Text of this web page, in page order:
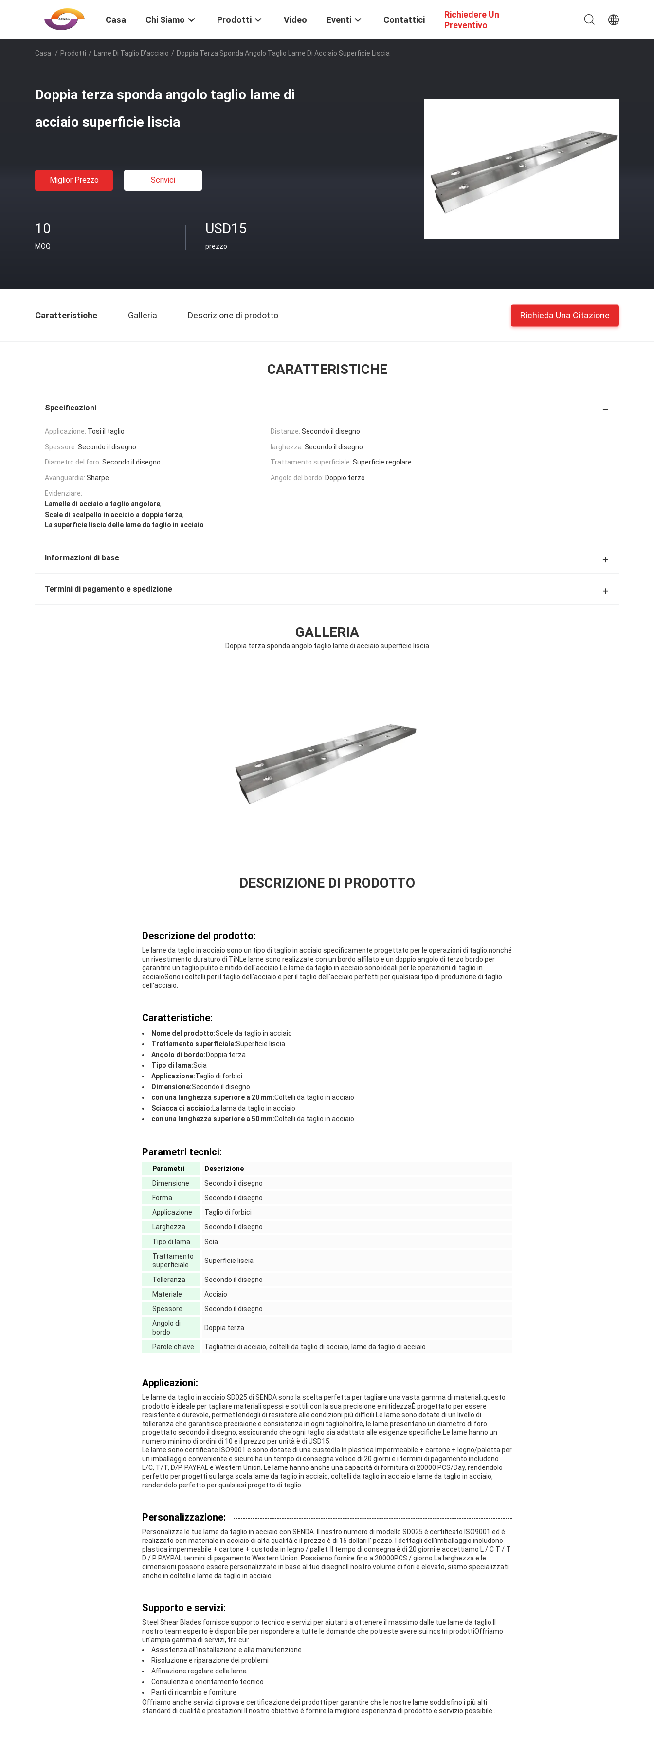
Casa Chi Siamo Prodotti Video Eventi Contattici
Richiedere Un
Preventivo
Casa / Prodotti / Lame Di Taglio D'acciaio / Doppia Terza Sponda Angolo Taglio Lame Di Acciaio Superficie Liscia
Doppia terza sponda angolo taglio lame di
acciaio superficie liscia
Miglior Prezzo Scrivici
10
MOQ
USD15
prezzo
Caratteristiche Galleria Descrizione di prodotto Richieda Una Citazione
CARATTERISTICHE
Specificazioni
Applicazione: Tosi il taglio Distanze: Secondo il disegno
Spessore: Secondo il disegno larghezza: Secondo il disegno
Diametro del foro: Secondo il disegno Trattamento superficiale: Superficie regolare
Avanguardia: Sharpe Angolo del bordo: Doppio terzo
Evidenziare:
Lamelle di acciaio a taglio angolare,
Scele di scalpello in acciaio a doppia terza,
La superficie liscia delle lame da taglio in acciaio
Informazioni di base
Termini di pagamento e spedizione
GALLERIA
Doppia terza sponda angolo taglio lame di acciaio superficie liscia
DESCRIZIONE DI PRODOTTO
Descrizione del prodotto:
Le lame da taglio in acciaio sono un tipo di taglio in acciaio specificamente progettato per le operazioni di taglio.nonché
un rivestimento duraturo di TiNLe lame sono realizzate con un bordo affilato e un doppio angolo di terzo bordo per
garantire un taglio pulito e nitido dell'acciaio.Le lame da taglio in acciaio sono ideali per le operazioni di taglio in
acciaioSono i coltelli per il taglio dell'acciaio e per il taglio dell'acciaio perfetti per qualsiasi tipo di produzione di taglio
dell'acciaio.
Caratteristiche:
Nome del prodotto:Scele da taglio in acciaio
Trattamento superficiale:Superficie liscia
Angolo di bordo:Doppia terza
Tipo di lama:Scia
Applicazione:Taglio di forbici
Dimensione:Secondo il disegno
con una lunghezza superiore a 20 mm:Coltelli da taglio in acciaio
Sciacca di acciaio:La lama da taglio in acciaio
con una lunghezza superiore a 50 mm:Coltelli da taglio in acciaio
Parametri tecnici:
Parametri
Descrizione
Dimensione
Secondo il disegno
Forma
Secondo il disegno
Applicazione
Taglio di forbici
Larghezza
Secondo il disegno
Tipo di lama
Scia
Trattamento
superficiale
Superficie liscia
Tolleranza
Secondo il disegno
Materiale
Acciaio
Spessore
Secondo il disegno
Angolo di
bordo
Doppia terza
Parole chiave Tagliatrici di acciaio, coltelli da taglio di acciaio, lame da taglio di acciaio
Applicazioni:
Le lame da taglio in acciaio SD025 di SENDA sono la scelta perfetta per tagliare una vasta gamma di materiali.questo
prodotto è ideale per tagliare materiali spessi e sottili con la sua precisione e nitidezzaÈ progettato per essere
resistente e durevole, permettendogli di resistere alle condizioni più difficili.Le lame sono dotate di un livello di
tolleranza che garantisce precisione e consistenza in ogni taglioInoltre, le lame presentano un diametro di foro
progettato secondo il disegno, assicurando che ogni taglio sia adattato alle esigenze specifiche.Le lame hanno un
numero minimo di ordini di 10 e il prezzo per unità è di USD15.
Le lame sono certificate ISO9001 e sono dotate di una custodia in plastica impermeabile + cartone + legno/paletta per
un imballaggio conveniente e sicuro.ha un tempo di consegna veloce di 20 giorni e i termini di pagamento includono
L/C, T/T, D/P, PAYPAL e Western Union. Le lame hanno anche una capacità di fornitura di 20000 PCS/Day, rendendolo
perfetto per progetti su larga scala.lame da taglio in acciaio, coltelli da taglio in acciaio e lame da taglio in acciaio,
rendendolo perfetto per qualsiasi progetto di taglio.
Personalizzazione:
Personalizza le tue lame da taglio in acciaio con SENDA. Il nostro numero di modello SD025 è certificato ISO9001 ed è
realizzato con materiale in acciaio di alta qualità.e il prezzo è di 15 dollari l' pezzo. I dettagli dell'imballaggio includono
plastica impermeabile + cartone + custodia in legno / pallet. Il tempo di consegna è di 20 giorni e accettiamo L / C T / T
D / P PAYPAL termini di pagamento Western Union. Possiamo fornire fino a 20000PCS / giorno.La larghezza e le
dimensioni possono essere personalizzate in base al tuo disegnoIl nostro volume di fori è elevato, siamo specializzati
anche in coltelli e lame da taglio in acciaio.
Supporto e servizi:
Steel Shear Blades fornisce supporto tecnico e servizi per aiutarti a ottenere il massimo dalle tue lame da taglio.Il
nostro team esperto è disponibile per rispondere a tutte le domande che potreste avere sui nostri prodottiOffriamo
un'ampia gamma di servizi, tra cui:
Assistenza all'installazione e alla manutenzione
Risoluzione e riparazione dei problemi
Affinazione regolare della lama
Consulenza e orientamento tecnico
Parti di ricambio e forniture
Offriamo anche servizi di prova e certificazione dei prodotti per garantire che le nostre lame soddisfino i più alti
standard di qualità e prestazioni.Il nostro obiettivo è fornire la migliore esperienza di prodotto e servizio possibile..